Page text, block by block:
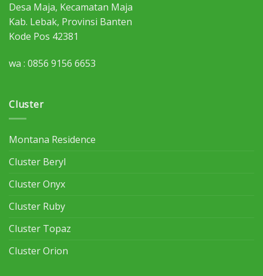
Desa Maja, Kecamatan Maja
Kab. Lebak, Provinsi Banten
Kode Pos 42381
wa : 0856 9156 6653
Cluster
Montana Residence
Cluster Beryl
Cluster Onyx
Cluster Ruby
Cluster Topaz
Cluster Orion